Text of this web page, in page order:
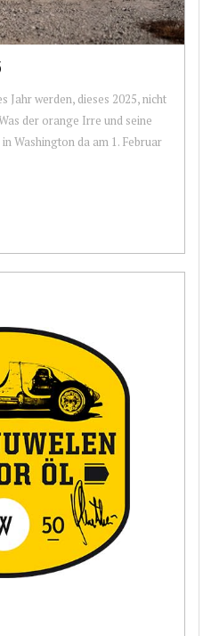
Jahr werden, dieses 2025, nicht
der orange Irre und seine
Washington da am 1. Februar